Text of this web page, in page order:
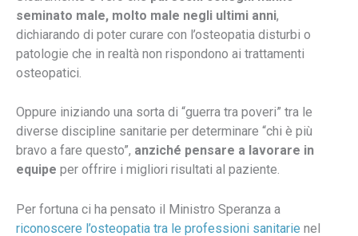
seminato male, molto male negli ultimi anni,
dichiarando di poter curare con l’osteopatia disturbi o
patologie che in realtà non rispondono ai trattamenti
osteopatici.
Oppure iniziando una sorta di “guerra tra poveri” tra le
diverse discipline sanitarie per determinare “chi è più
bravo a fare questo”, anziché pensare a lavorare in
equipe per offrire i migliori risultati al paziente.
Per fortuna ci ha pensato il Ministro Speranza a
riconoscere l’osteopatia tra le professioni sanitarie nel